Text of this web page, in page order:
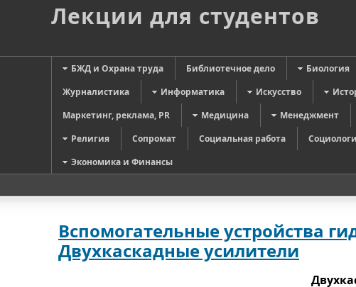
Лекции для студентов
БЖД и Охрана труда Библиотечное дело Биология
Журналистика
Информатика Искусство
Маркетинг, реклама, PR
Медицина Менеджмент
Религия
Сопромат Социальная работа
Экономика и Финансы
Вспомогательные устройства
Двухкаскадные усилители